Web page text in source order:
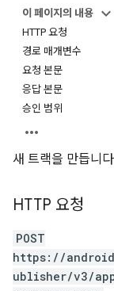
이 페이지의 내용
HTTP 요청
경로 매개변수
요청 본문
응답 본문
승인 범위
새 트랙을 만듭니
HTTP 요청
POST
https://
ublisher/v3/